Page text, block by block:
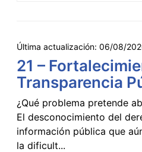
Última actualización: 06/08/
21 –
Transparencia
¿Qué problema pretende
El desconocimiento del
información pública que
la dificult...